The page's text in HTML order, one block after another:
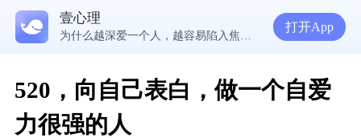
壹心理
5300万人在这里获得专业心理帮助
打开App
520，向自己表白，做一个自爱
力很强的人